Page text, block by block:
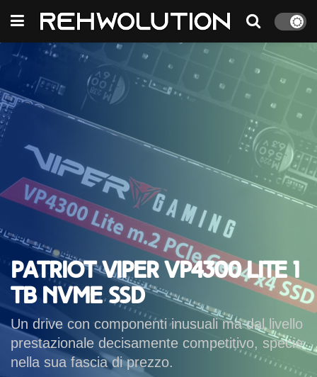
Patriot VIPER VP4300 Lite 1
TB NVMe SSD
Un drive con componenti inusuali ma dal livello
prestazionale decisamente competitivo, specie
nella sua fascia di prezzo.